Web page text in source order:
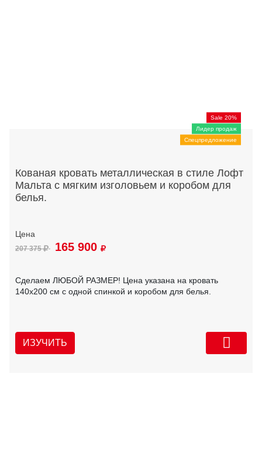
Sale 20%
Лидер продаж
Спецпредложение
Кованая кровать металлическая в стиле Лофт
Мальта с мягким изголовьем и коробом для
белья.
207 375 165 900
Сделаем ЛЮБОЙ РАЗМЕР! Цена указана на кровать
140х200 см с одной спинкой и коробом для белья.
ИЗУЧИТЬ